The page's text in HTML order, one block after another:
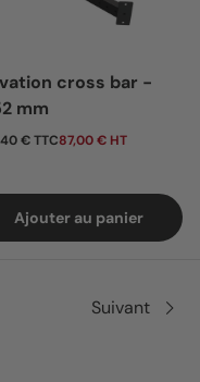
cross bar -
mm
habituel
€ TTC87,00 € HT
Ajouter au panier
Suivant